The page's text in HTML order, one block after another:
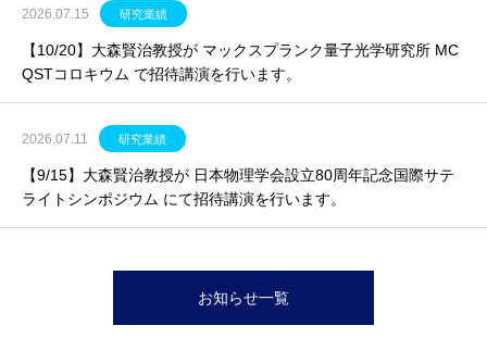
2026.07.15 研究業績
【10/20】大森賢治教授が マックスプランク量子光学研究所 MC
QSTコロキウム で招待講演を行います。
2026.07.11 研究業績
【9/15】大森賢治教授が 日本物理学会設立80周年記念国際サテ
ライトシンポジウム にて招待講演を行います。
お知らせ一覧